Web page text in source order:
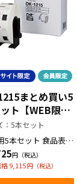
まとめ買い5
ト【WEB限定
：5本セット
5本セット 食品表
体ラベル
9,115